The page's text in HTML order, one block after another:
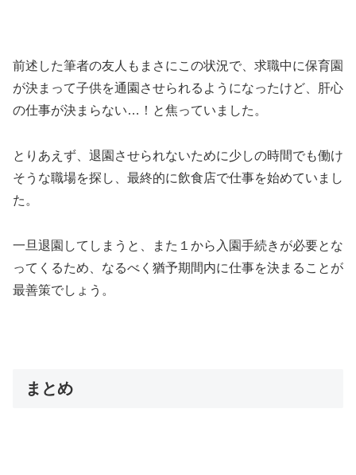
前述した筆者の友人もまさにこの状況で、求職中に保育園
が決まって子供を通園させられるようになったけど、肝心
の仕事が決まらない…！と焦っていました。
とりあえず、退園させられないために少しの時間でも働け
そうな職場を探し、最終的に飲食店で仕事を始めていまし
た。
一旦退園してしまうと、また１から入園手続きが必要とな
ってくるため、なるべく猶予期間内に仕事を決まることが
最善策でしょう。
まとめ